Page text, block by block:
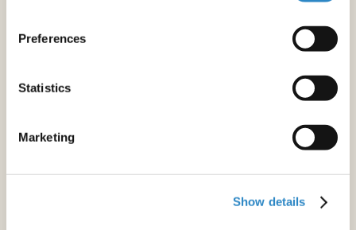
Preferences
Statistics
Marketing
Show details